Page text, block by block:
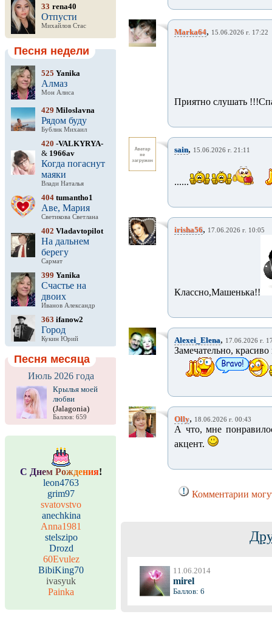
33 rena40
Отпусти
Михайлов Стас
Песня недели
525 Yanika
Алмаз
Мон Алиса
429 Miloslavna
Рядом буду
Бублик Михаил
420 -VALKYRYA-
& 1966av
Когда погаснут
маяки
Влади Наталья
404 tumantho1
Аве, Мария
Светикова Светлана
402 Vladavtopilot
На дальнем
берегу
Сармат
399 Yanika
Счастье на
двоих
Иванов Александр
363 ifanow2
Город
Кукин Юрий
Песня месяца
Июль 2026 года
Крылья моей
любви
(Jalagonia)
Баллов: 659
С Днем Рождения!
leon4763
grim97
svatovstvo
anechkina
Anna1981
stelszipo
Drozd
60Evulez
BibiKing70
ivasyuk
Painka
Marka64, 15.06.2026 г. 17:22
Приятно слушать
sain, 15.06.2026 г. 21:11
......
irisha56, 17.06.2026 г. 10:05
Классно,Машенька!!
Alexei_Elena, 17.06.2026 г.
Замечательно,
Olly, 18.06.2026 г. 00:43
А что, мне
акцент.
Комментарии
11.06.2014
mirel
Баллов: 6